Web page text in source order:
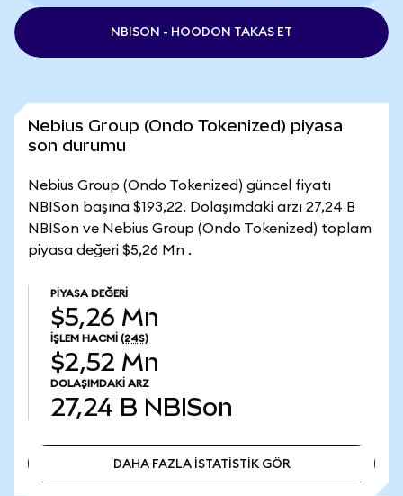
NBISON - HOODON TAKAS ET
Nebius Group (Ondo Tokenized) piyasa
son durumu
Nebius Group (Ondo Tokenized) güncel fiyatı
NBISon başına $193,22. Dolaşımdaki arzı 27,24 B
NBISon ve Nebius Group (Ondo Tokenized) toplam
piyasa değeri $5,26 Mn .
PIYASA DEĞERI
$5,26 Mn
İŞLEM HACMI (24S)
$2,52 Mn
DOLAŞIMDAKI ARZ
27,24 B NBISon
DAHA FAZLA İSTATİSTİK GÖR